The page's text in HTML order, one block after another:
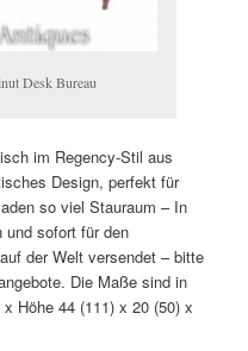
Desk Bureau
im Regency-Stil aus
Design, perfekt für
so viel Stauraum – In
und sofort für den
der Welt versendet – bitte
Die Maße sind in
Höhe 44 (111) x 20 (50) x